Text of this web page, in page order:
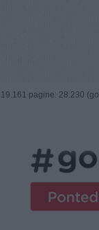
pagine: 28.230